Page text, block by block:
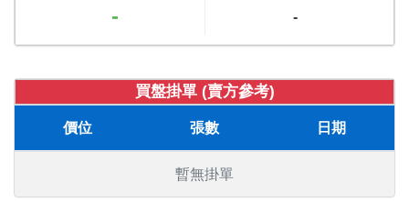
- -
買盤掛單 (賣方參考)
價位 張數 日期
暫無掛單